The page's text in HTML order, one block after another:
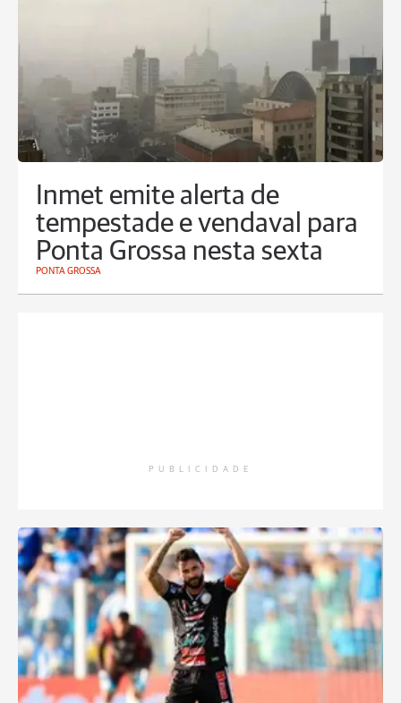
Inmet emite alerta de
tempestade e vendaval para
Ponta Grossa nesta sexta
PONTA GROSSA
PUBLICIDADE